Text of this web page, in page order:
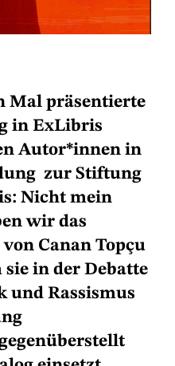
Mal präsentierte
in ExLibris
Autor*innen in
zur Stiftung
Nicht mein
wir das
Canan Topçu
sie in der Debatte
Rassismus